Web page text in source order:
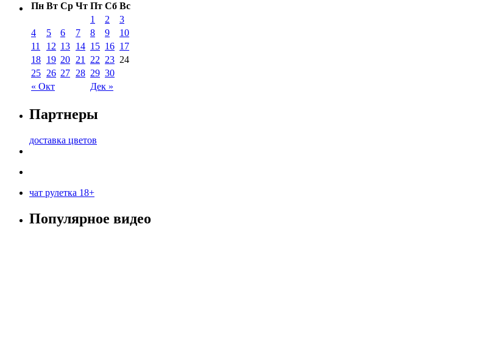
Пн Вт Ср Чт Пт Сб Вс
« Окт Дек »
1 2
3
4
5 6 7 8 9
10
11
12 13 14 15 16 17
18 19 20 21 22 23 24
25 26 27 28 29 30
Партнеры
доставка цветов
чат рулетка 18+
Популярное видео